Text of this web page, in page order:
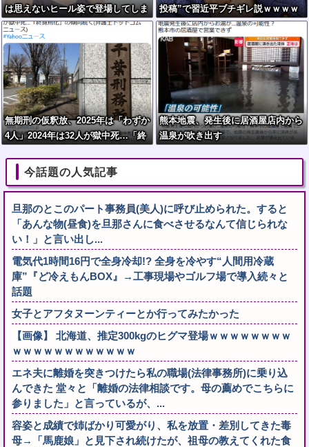
は思えないヒール姿で登場してしま
う
投稿”で習近平ブチギレ説ｗｗｗｗ
ｗ
無期刑の仮釈放、2025年は「わずか
4人」2024年は32人が獄中死…「終
熊本地震、発生後に居酒屋店内から
温泉が吹き出す
今話題の人気記事
旦那のとこのパート事務員(美人)に呼び止められた。すると
「あんな物(昼食)を旦那さんに食べさせるなんて信じられな
い！」と言い出し...
電気代1時間16円で全身冷却!? 全身を冷やす“人間用冷蔵
庫”『ど冷えもんBOX』→工事現場やゴルフ場で導入続々と
話題
女子とアフタヌーンティーとか行ってみたかった
【画像】 北海道、推定300kgのヒグマ登場ｗｗｗｗｗｗｗｗ
ｗｗｗｗｗｗｗｗｗｗｗｗ
エネ夫に離婚を突きつけたら私の職場(法律事務所)に乗り込
んできた 堂々と「離婚の法律相談です。母の薦めでこちらに
参りました」と言っているが、...
容姿と成績で姉ばかり可愛がり、私を放置・差別してきた毒
母→「馬鹿娘」と見下され続けたが、祖母の教えてくれた食